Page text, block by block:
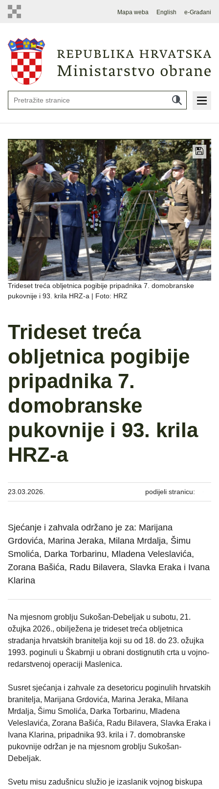
Mapa weba English e-Građani
Trideset treća obljetnica pogibije pripadnika 7. domobranske
pukovnije i 93. krila HRZ-a | Foto: HRZ
Trideset treća
obljetnica pogibije
pripadnika 7.
domobranske
pukovnije i 93. krila
HRZ-a
23.03.2026. podijeli stranicu:
Sjećanje i zahvala održano je za: Marijana
Grdovića, Marina Jeraka, Milana Mrdalja, Šimu
Smolića, Darka Torbarinu, Mladena Veleslavića,
Zorana Bašića, Radu Bilavera, Slavka Eraka i Ivana
Klarina
Na mjesnom groblju Sukošan-Debeljak u subotu, 21.
ožujka 2026., obilježena je trideset treća obljetnica
stradanja hrvatskih branitelja koji su od 18. do 23. ožujka
1993. poginuli u Škabrnji u obrani dostignutih crta u vojno-
redarstvenoj operaciji Maslenica.
Susret sjećanja i zahvale za desetoricu poginulih hrvatskih
branitelja, Marijana Grdovića, Marina Jeraka, Milana
Mrdalja, Šimu Smolića, Darka Torbarinu, Mladena
Veleslavića, Zorana Bašića, Radu Bilavera, Slavka Eraka i
Ivana Klarina, pripadnika 93. krila i 7. domobranske
pukovnije održan je na mjesnom groblju Sukošan-
Debeljak.
Svetu misu zadušnicu služio je izaslanik vojnog biskupa